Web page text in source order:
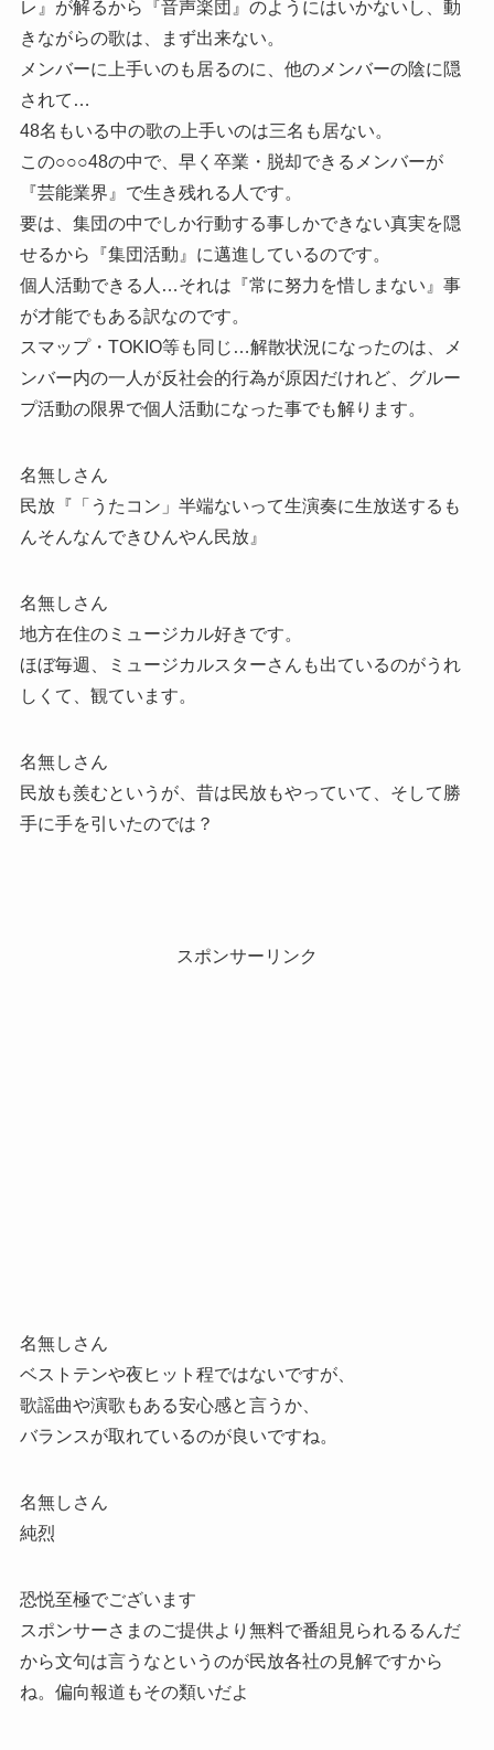
レ』が解るから『音声楽団』のようにはいかないし、動
きながらの歌は、まず出来ない。
メンバーに上手いのも居るのに、他のメンバーの陰に隠
されて…
48名もいる中の歌の上手いのは三名も居ない。
この○○○48の中で、早く卒業・脱却できるメンバーが
『芸能業界』で生き残れる人です。
要は、集団の中でしか行動する事しかできない真実を隠
せるから『集団活動』に邁進しているのです。
個人活動できる人…それは『常に努力を惜しまない』事
が才能でもある訳なのです。
スマップ・TOKIO等も同じ…解散状況になったのは、メ
ンバー内の一人が反社会的行為が原因だけれど、グルー
プ活動の限界で個人活動になった事でも解ります。
名無しさん
民放『「うたコン」半端ないって生演奏に生放送するも
んそんなんできひんやん民放』
名無しさん
地方在住のミュージカル好きです。
ほぼ毎週、ミュージカルスターさんも出ているのがうれ
しくて、観ています。
名無しさん
民放も羨むというが、昔は民放もやっていて、そして勝
手に手を引いたのでは？
スポンサーリンク
名無しさん
ベストテンや夜ヒット程ではないですが、
歌謡曲や演歌もある安心感と言うか、
バランスが取れているのが良いですね。
名無しさん
純烈
恐悦至極でございます
スポンサーさまのご提供より無料で番組見られるるんだ
から文句は言うなというのが民放各社の見解ですから
ね。偏向報道もその類いだよ